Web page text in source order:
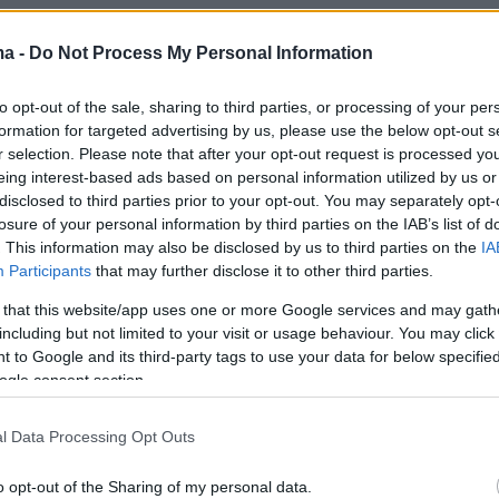
- Do Not Process My Personal Information
opt-out of the sale, sharing to third parties, or processing of your
for targeted advertising by us, please use the below opt-out
selection. Please note that after your opt-out request is processed
interest-based ads based on personal information utilized by us
to third parties prior to your opt-out. You may separately
of your personal information by third parties on the IAB’s list of
This information may also be disclosed by us to third parties on the
Participants that may further disclose it to other third parties.
that this website/app uses one or more Google services and may
but not limited to your visit or usage behaviour. You may
to Google and its third-party tags to use your data for below
consent section.
Data Processing Opt Outs
opt-out of the Sharing of my personal data.
απέκρουσε το σουτ του και στο 26'
δοκάρι. Στο 38ο λεπτό o Ρουιμπάλ
μια αδράνεια της άμυνας των Κροατών,
τα δεξιά, πάτησε περιοχή, έκανε το γύρισμα,
Μπακαμπού να κάνει το 0-1 με
τακουνάκι. Πρώτο γκολ του πρώην φορ του
στο 59', όταν ο Χότζα έκανε το
αριστερά και ο Κανέκο πλάσαρε εξ επαφής
του Μπεγερίν, όμως μετά από on-field review
απόφαση του. Στο 90' ο Νέβισιτς